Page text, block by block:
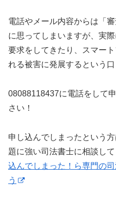
電話やメール内容からは「
に思ってしまいますが、実
要求をしてきたり、スマー
れる被害に発展するという口
08088118437に電話をして
さい！
申し込んでしまったという
題に強い司法書士に相談し
込んでしまった！ら専門の
う